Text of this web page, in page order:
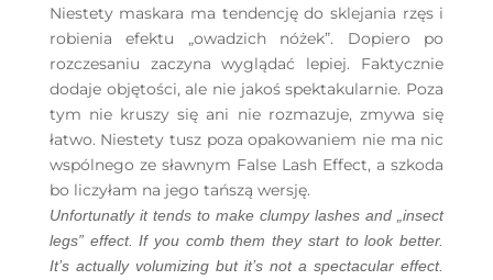
Niestety maskara ma tendencję do sklejania rzęs i
robienia efektu „owadzich nóżek”. Dopiero po
rozczesaniu zaczyna wyglądać lepiej. Faktycznie
dodaje objętości, ale nie jakoś spektakularnie. Poza
tym nie kruszy się ani nie rozmazuje, zmywa się
łatwo. Niestety tusz poza opakowaniem nie ma nic
wspólnego ze sławnym False Lash Effect, a szkoda
bo liczyłam na jego tańszą wersję.
Unfortunatly it tends to make clumpy lashes and „insect
legs” effect. If you comb them they start to look better.
It’s actually volumizing but it’s not a spectacular effect.